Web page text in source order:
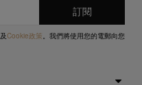
及Cookie政策。我們將使用您的電郵向您